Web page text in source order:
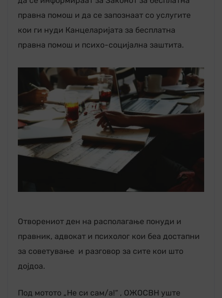
правна помош и да се запознаат со услугите
кои ги нуди Канцеларијата за бесплатна
правна помош и психо-социјална заштита.
Отворениот ден на располагање понуди и
правник, адвокат и психолог кои беа достапни
за советување и разговор за сите кои што
дојдоа.
Под мотото „Не си сам/а!“ , ОЖОСВН уште